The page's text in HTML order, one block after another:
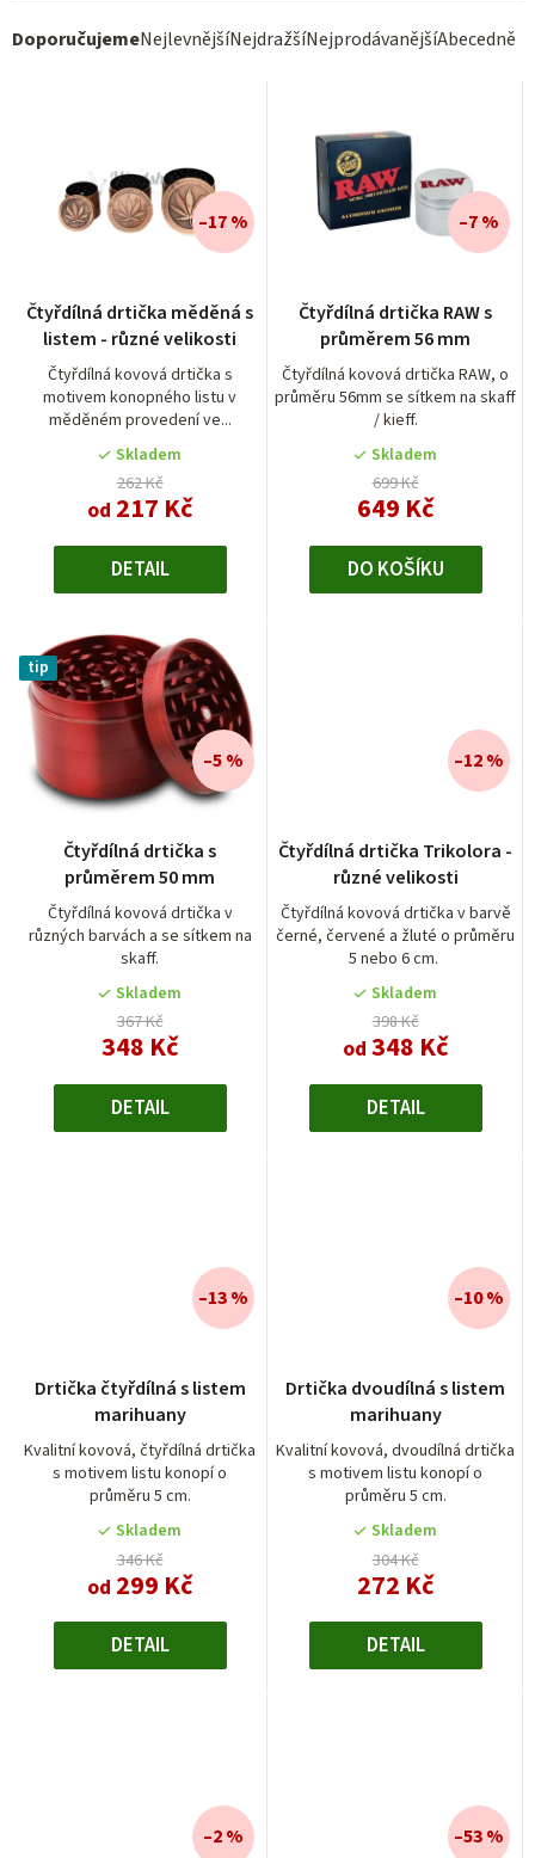
Ř
DoporučujemeNejlevnějšíNejdražšíNejprodávanějšíAbecedně
Čtyřdílná drtička měděná s
listem - různé velikosti
Čtyřdílná kovová drtička s
motivem konopného listu v
měděném provedení ve...
hodnocení
produktu
je
5,0
z
5
hvězdiček.
Skladem
262 Kč
od 217 Kč
–17 %
DETAIL
Čtyřdílná drtička RAW s
průměrem 56 mm
Čtyřdílná kovová drtička RAW, o
průměru 56mm se sítkem na skaff
/ kieff.
hodnocení
produktu
je
4,0
z
5
hvězdiček.
Skladem
699 Kč
649 Kč
–7 %
DO KOŠÍKU
tip
Čtyřdílná drtička s
průměrem 50 mm
Čtyřdílná kovová drtička v
různých barvách a se sítkem na
skaff.
hodnocení
produktu
je
4,5
z
5
hvězdiček.
Skladem
367 Kč
348 Kč
–5 %
DETAIL
Čtyřdílná drtička Trikolora -
různé velikosti
Čtyřdílná kovová drtička v barvě
černé, červené a žluté o průměru
5 nebo 6 cm.
Skladem
398 Kč
od 348 Kč
–12 %
DETAIL
Drtička čtyřdílná s listem
marihuany
Kvalitní kovová, čtyřdílná drtička
s motivem listu konopí o
průměru 5 cm.
hodnocení
produktu
je
5,0
z
5
hvězdiček.
Skladem
346 Kč
od 299 Kč
–13 %
DETAIL
Drtička dvoudílná s listem
marihuany
Kvalitní kovová, dvoudílná drtička
s motivem listu konopí o
průměru 5 cm.
hodnocení
produktu
je
5,0
z
5
hvězdiček.
Skladem
304 Kč
272 Kč
–10 %
DETAIL
–2 % –53 %